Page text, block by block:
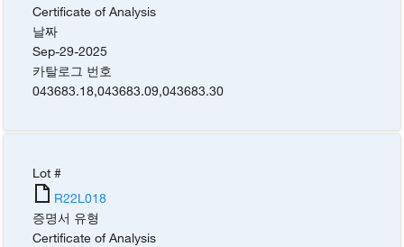
Certificate of Analysis
날짜
Sep-29-2025
카탈로그 번호
043683.18,043683.09,043683.30
Lot #
R22L018
증명서 유형
Certificate of Analysis